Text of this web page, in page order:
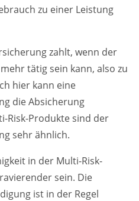
zu einer Leistung
zahlt, wenn der
tätig sein kann, also zu
hier kann eine
die Absicherung
Risk-Produkte sind der
sehr ähnlich.
in der Multi-Risk-
sein. Die
ist in der Regel